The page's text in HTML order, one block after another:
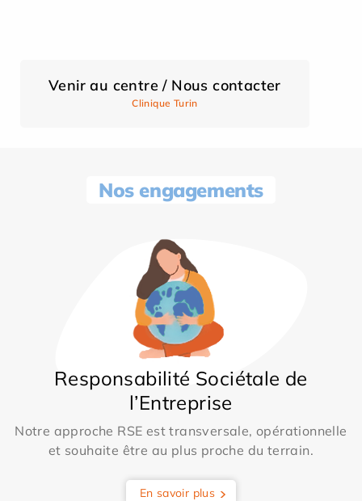
Venir au centre / Nous contacter
Clinique Turin
Nos engagements
Responsabilité Sociétale de
l’Entreprise
Notre approche RSE est transversale, opérationnelle
et souhaite être au plus proche du terrain.
En savoir plus